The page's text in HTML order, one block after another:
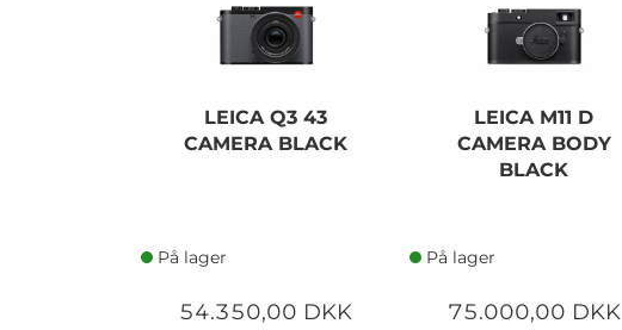
LEICA Q3 43
CAMERA BLACK
På lager
54.350,00 DKK
LEICA M11 D
CAMERA BODY
BLACK
På lager
75.000,00 DKK